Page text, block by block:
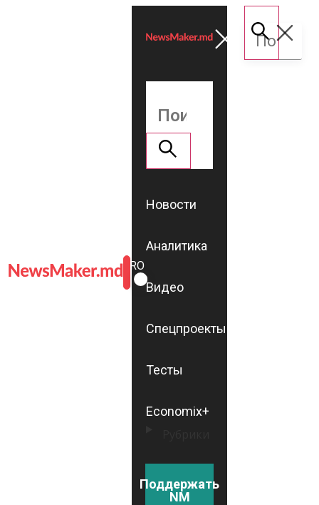
ROMÂNĂ
RU
Новости
Аналитика
Видео
Спецпроекты
Тесты
Economix+
Поддержать
NM